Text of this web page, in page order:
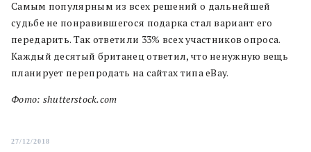
Самым популярным из всех решений о дальнейшей
судьбе не понравившегося подарка стал вариант его
передарить. Так ответили 33% всех участников опроса.
Каждый десятый британец ответил, что ненужную вещь
планирует перепродать на сайтах типа eBay.
Фото: shutterstock.com
27/12/2018